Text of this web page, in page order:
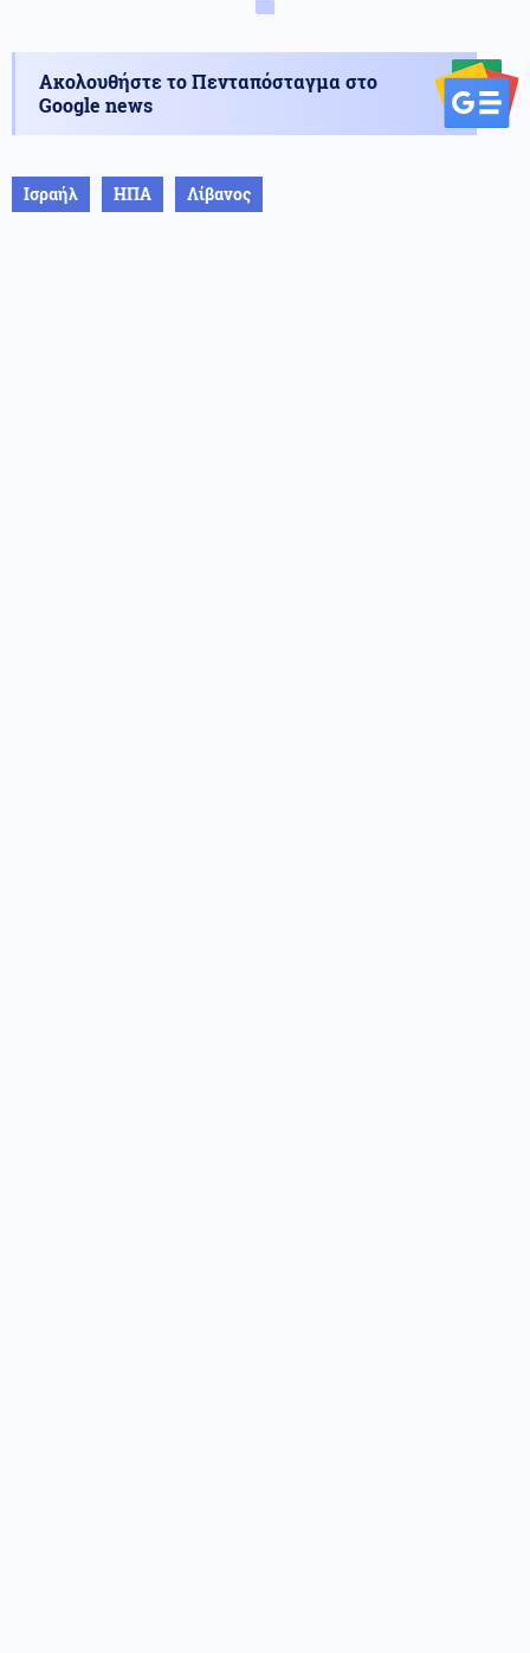
Ακολουθήστε το Πενταπόσταγμα στο
Google news
Ισραήλ ΗΠΑ Λίβανος